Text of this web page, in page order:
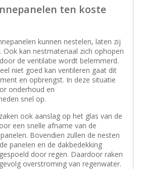
ten koste
kunnen nestelen, laten zij
Ook kan nestmateriaal zich ophopen
de ventilatie wordt belemmerd.
niet goed kan ventileren gaat dit
en opbrengst. In deze situatie
onderhoud en
snel op.
ook aanslag op het glas van de
een snelle afname van de
Bovendien zullen de nesten
panelen en de dakbedekking
door regen. Daardoor raken
overstroming van regenwater.